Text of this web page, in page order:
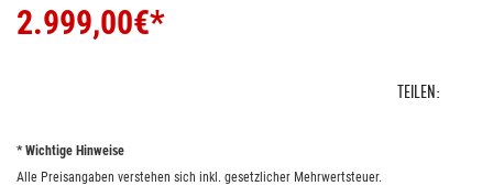
2.999,00€*
TEILEN:
* Wichtige Hinweise
Alle Preisangaben verstehen sich inkl. gesetzlicher Mehrwertsteuer.